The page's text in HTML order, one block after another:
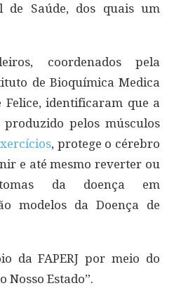
de Saúde, dos quais um
coordenados pela
de Bioquímica Medica
Felice, identificaram que a
pelos músculos
, protege o cérebro
e até mesmo reverter ou
da doença em
modelos da Doença de
da FAPERJ por meio do
Nosso Estado”.